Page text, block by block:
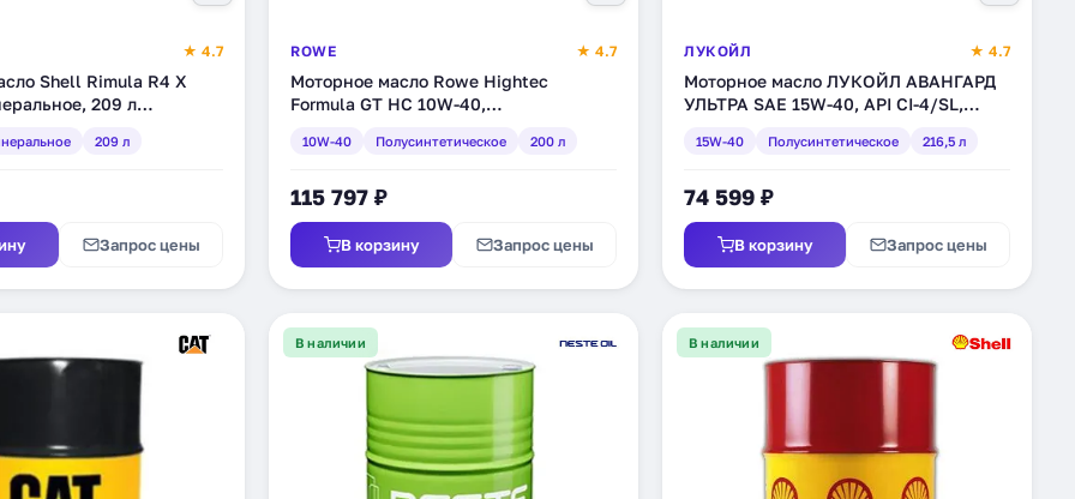
★ 4.7
Shell Rimula R4 X
209 л
209 л
Запрос цены
ROWE ★ 4.7
Моторное масло Rowe Hightec
Formula GT HC 10W-40,
2000-99)
10W-40 Полусинтетическое 200 л
115 797 ₽
В корзину Запрос цены
ЛУКОЙЛ ★ 4.7
Моторное масло ЛУКОЙЛ АВАНГАРД
УЛЬТРА SAE 15W-40, API CI-4/SL,
15W-40 Полусинтетическое 216,5 л
74 599 ₽
В корзину Запрос цены
В наличии В наличии